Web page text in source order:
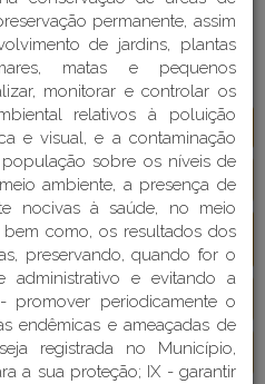
ESTRUTURA
e Vice-Prefeito Detalhes
Detalhes
e Saneamento B
Detalhes
Detalhes
Detalhes
permanente, assim
de jardins, plantas
matas e pequenos
monitorar e controlar os
relativos à poluição
e visual, e a contaminação
sobre os níveis de
ambiente, a presença de
nocivas à saúde, no meio
como, os resultados dos
preservando, quando for o
administrativo e evitando a
promover periodicamente o
endêmicas e ameaçadas de
registrada no Município,
a sua proteção; IX - garantir